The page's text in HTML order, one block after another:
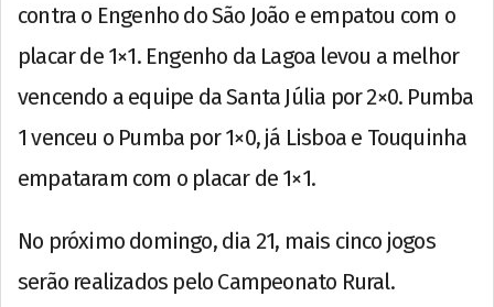
contra o Engenho do São João e empatou com o
placar de 1×1. Engenho da Lagoa levou a melhor
vencendo a equipe da Santa Júlia por 2×0. Pumba
1 venceu o Pumba por 1×0, já Lisboa e Touquinha
empataram com o placar de 1×1.
No próximo domingo, dia 21, mais cinco jogos
serão realizados pelo Campeonato Rural.